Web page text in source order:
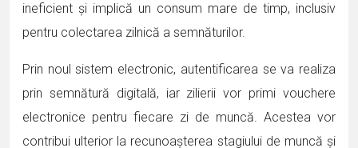
ineficient și implică un consum mare de timp, inclusiv
pentru colectarea zilnică a semnăturilor.
Prin noul sistem electronic, autentificarea se va realiza
prin semnătură digitală, iar zilierii vor primi vouchere
electronice pentru fiecare zi de muncă. Acestea vor
contribui ulterior la recunoașterea stagiului de muncă și